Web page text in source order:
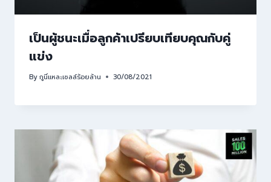
เป็นผู้ชนะเมื่อลูกค้าเปรียบเทียบคุณกับคู่
แข่ง
Byกูนี่แหละเซลล์ร้อยล้าน 30/08/2021